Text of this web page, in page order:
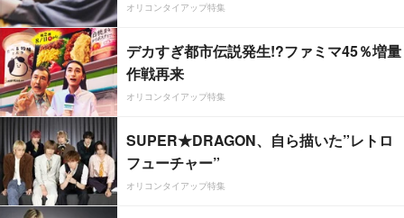
オリコンタイアップ特集
デカすぎ都市伝説発生!?ファミマ45％増量
作戦再来
オリコンタイアップ特集
SUPER★DRAGON、自ら描いた”レトロ
フューチャー”
オリコンタイアップ特集